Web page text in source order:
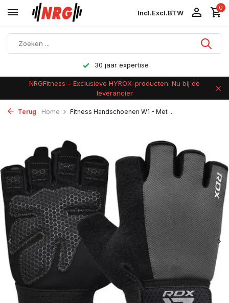
Incl.Excl.BTW
0
Achteraf betalen
NRGFitness – Exclusieve HYROX-producten: Nu bij dé
leverancier
Terug Home Fitness Handschoenen W1 - Met ...